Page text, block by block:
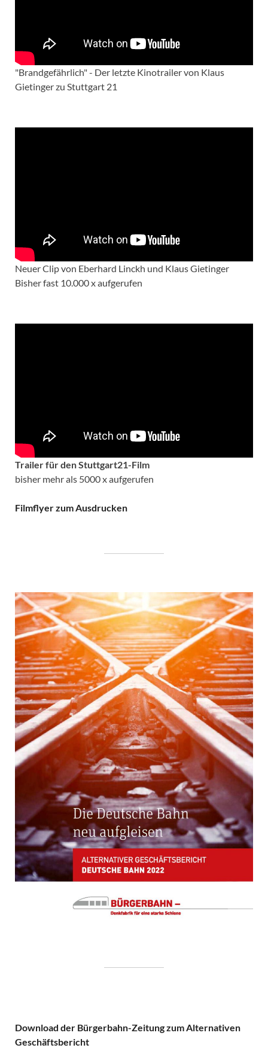
"Brandgefährlich" - Der letzte Kinotrailer von Klaus
Gietinger zu Stuttgart 21
Neuer Clip von Eberhard Linckh und Klaus Gietinger
Bisher fast 10.000 x aufgerufen
Trailer für den Stuttgart21-Film
bisher mehr als 5000 x aufgerufen
Filmflyer zum Ausdrucken
Download der Bürgerbahn-Zeitung zum Alternativen
Geschäftsbericht